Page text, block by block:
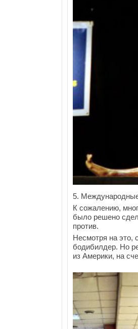
5.
К сожалению,
было решено
против.
Несмотря на это,
бодибилдер. Но
из Америки, на